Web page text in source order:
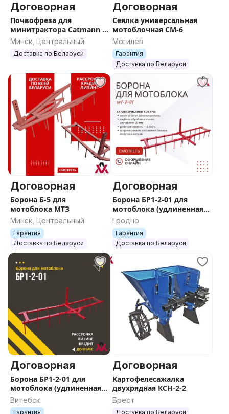
Договорная
Почвофреза для
минитрактора Catmann +
Кардан
Минск, Центральный
Доставка по Беларуси
Договорная
Сеялка универсальная
мотоблочная СМ-6
Могилев
Гарантия
Доставка по Беларуси
Договорная
Борона Б-5 для
мотоблока МТЗ
Минск, Центральный
Гарантия
Доставка по Беларуси
Договорная
Борона БР1-2-01 для
мотоблока (удлиненная
стойка 14 мм)
Гродно
Гарантия
Доставка по Беларуси
Договорная
Борона БР1-2-01 для
мотоблока (удлиненная
стойка 14 мм)
Витебск
Гарантия
Договорная
Картофелесажалка
двухрядная КСН-2-2
Брест
Доставка по Беларуси